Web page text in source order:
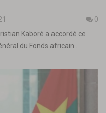
0
Kaboré a accordé ce
du Fonds africain…